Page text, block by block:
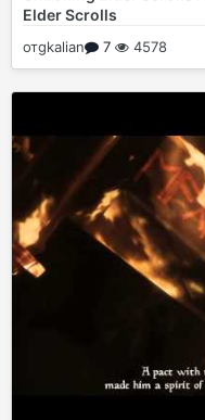
Elder Scrolls
отgkalian 7 4578